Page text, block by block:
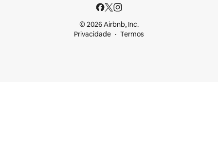
© 2026 Airbnb, Inc.
Privacidade
Termos